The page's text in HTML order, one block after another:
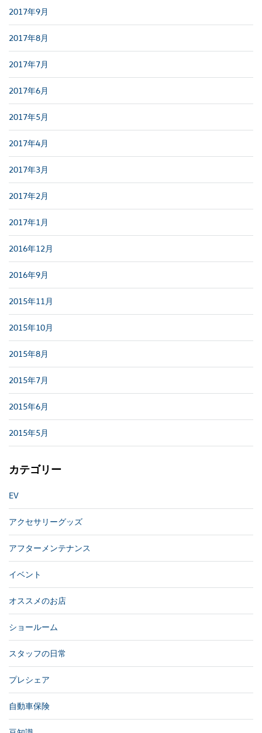
2017年9月
2017年8月
2017年7月
2017年6月
2017年5月
2017年4月
2017年3月
2017年2月
2017年1月
2016年12月
2016年9月
2015年11月
2015年10月
2015年8月
2015年7月
2015年6月
2015年5月
カテゴリー
EV
アクセサリーグッズ
アフターメンテナンス
イベント
オススメのお店
ショールーム
スタッフの日常
プレシェア
自動車保険